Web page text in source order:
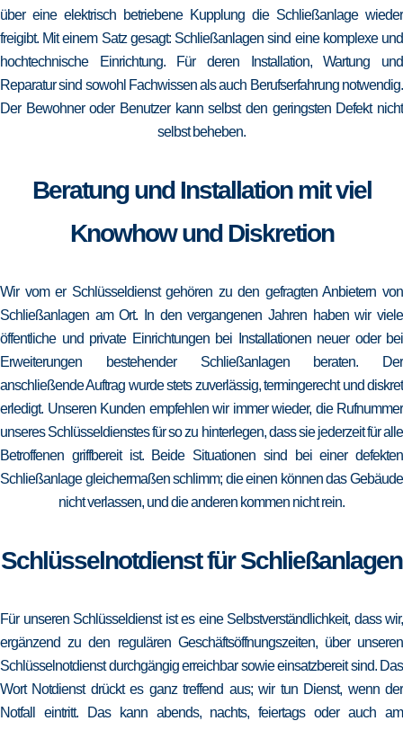
über eine elektrisch betriebene Kupplung die Schließanlage wieder
freigibt. Mit einem Satz gesagt: Schließanlagen sind eine komplexe und
hochtechnische Einrichtung. Für deren Installation, Wartung und
Reparatur sind sowohl Fachwissen als auch Berufserfahrung notwendig.
Der Bewohner oder Benutzer kann selbst den geringsten Defekt nicht
selbst beheben.
Beratung und Installation mit viel
Knowhow und Diskretion
Wir vom er Schlüsseldienst gehören zu den gefragten Anbietern von
Schließanlagen am Ort. In den vergangenen Jahren haben wir viele
öffentliche und private Einrichtungen bei Installationen neuer oder bei
Erweiterungen bestehender Schließanlagen beraten. Der
anschließende Auftrag wurde stets zuverlässig, termingerecht und diskret
erledigt. Unseren Kunden empfehlen wir immer wieder, die Rufnummer
unseres Schlüsseldienstes für so zu hinterlegen, dass sie jederzeit für alle
Betroffenen griffbereit ist. Beide Situationen sind bei einer defekten
Schließanlage gleichermaßen schlimm; die einen können das Gebäude
nicht verlassen, und die anderen kommen nicht rein.
Schlüsselnotdienst für Schließanlagen
Für unseren Schlüsseldienst ist es eine Selbstverständlichkeit, dass wir,
ergänzend zu den regulären Geschäftsöffnungszeiten, über unseren
Schlüsselnotdienst durchgängig erreichbar sowie einsatzbereit sind. Das
Wort Notdienst drückt es ganz treffend aus; wir tun Dienst, wenn der
Notfall eintritt. Das kann abends, nachts, feiertags oder auch am